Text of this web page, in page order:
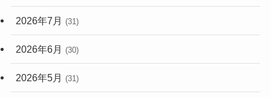
(248)
2026年7月 (31)
2026年6月 (30)
2026年5月 (31)